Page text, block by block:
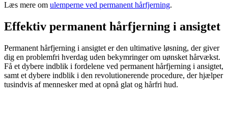
Læs mere om ulemperne ved permanent hårfjerning.
Effektiv permanent hårfjerning i ansigtet
Permanent hårfjerning i ansigtet er den ultimative løsning, der giver
dig en problemfri hverdag uden bekymringer om uønsket hårvækst.
Få et dybere indblik i fordelene ved permanent hårfjerning i ansigtet,
samt et dybere indblik i den revolutionerende procedure, der hjælper
tusindvis af mennesker med at opnå glat og hårfri hud.